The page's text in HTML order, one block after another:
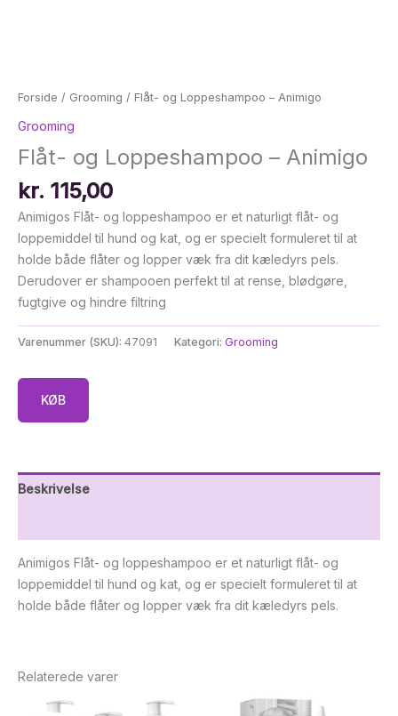
Forside / Grooming / Flåt- og Loppeshampoo – Animigo
Grooming
Flåt- og Loppeshampoo – Animigo
kr. 115,00
Animigos Flåt- og loppeshampoo er et naturligt flåt- og
loppemiddel til hund og kat, og er specielt formuleret til at
holde både flåter og lopper væk fra dit kæledyrs pels.
Derudover er shampooen perfekt til at rense, blødgøre,
fugtgive og hindre filtring
Varenummer (SKU): 47091 Kategori: Grooming
KØB
Beskrivelse
Animigos Flåt- og loppeshampoo er et naturligt flåt- og
loppemiddel til hund og kat, og er specielt formuleret til at
holde både flåter og lopper væk fra dit kæledyrs pels.
Relaterede varer